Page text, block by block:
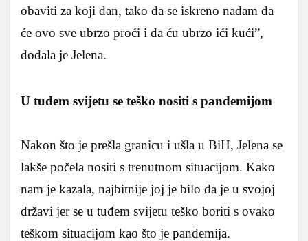
obaviti za koji dan, tako da se iskreno nadam da
će ovo sve ubrzo proći i da ću ubrzo ići kući”,
dodala je Jelena.
U tuđem svijetu se teško nositi s pandemijom
Nakon što je prešla granicu i ušla u BiH, Jelena se
lakše počela nositi s trenutnom situacijom. Kako
nam je kazala, najbitnije joj je bilo da je u svojoj
državi jer se u tuđem svijetu teško boriti s ovako
teškom situacijom kao što je pandemija.